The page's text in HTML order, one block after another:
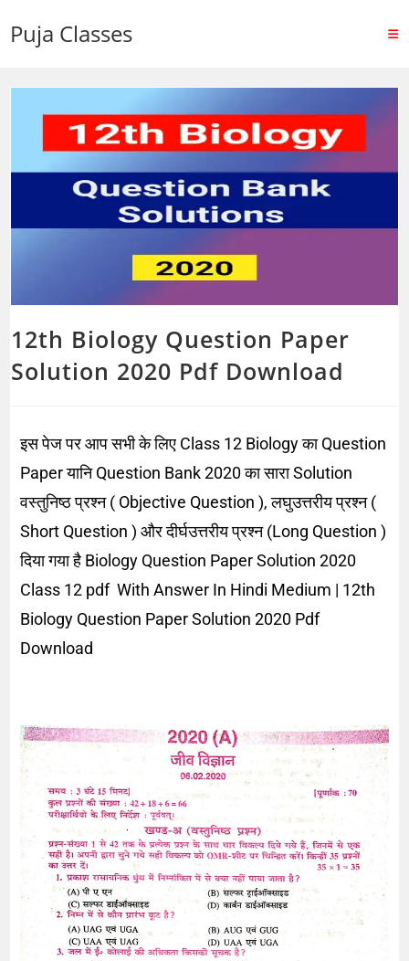
Puja Classes
12th Biology Question Paper
Solution 2020 Pdf Download
इस पेज पर आप सभी के लिए Class 12 Biology का Question
Paper यानि Question Bank 2020 का सारा Solution
वस्तुनिष्ठ प्रश्न ( Objective Question ), लघुउत्तरीय प्रश्न (
Short Question ) और दीर्घउत्तरीय प्रश्न (Long Question )
दिया गया है Biology Question Paper Solution 2020
Class 12 pdf With Answer In Hindi Medium | 12th
Biology Question Paper Solution 2020 Pdf
Download